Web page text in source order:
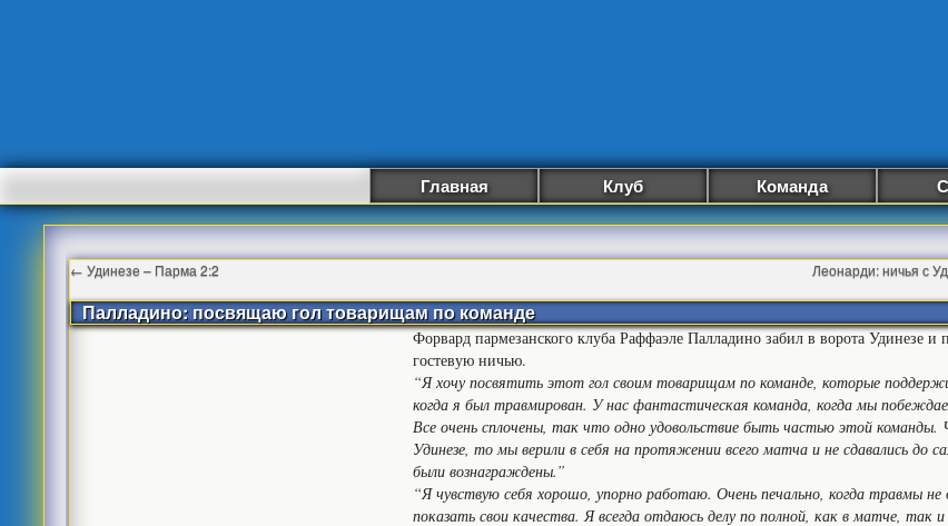
Главная Клуб Команда
← Удинезе – Парма 2:2 Леонарди: ничья с
Палладино: посвящаю гол товарищам по команде
Форвард пармезанского клуба Раффаэле Палладино забил в ворота Удинезе и
гостевую ничью.
“Я хочу посвятить этот гол своим товарищам по команде, которые
когда я был травмирован. У нас фантастическая команда, когда мы
Все очень сплочены, так что одно удовольствие быть частью этой
Удинезе, то мы верили в себя на протяжении всего матча и не сдавались до
были вознаграждены.”
“Я чувствую себя хорошо, упорно работаю. Очень печально, когда травмы
показать свои качества. Я всегда отдаюсь делу по полной, как в матче, так